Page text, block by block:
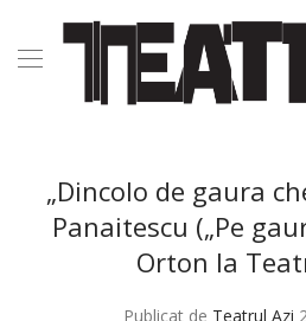
„Dincolo de gaura
Panaitescu („Pe
Orton la
Publicat de Teatrul Azi